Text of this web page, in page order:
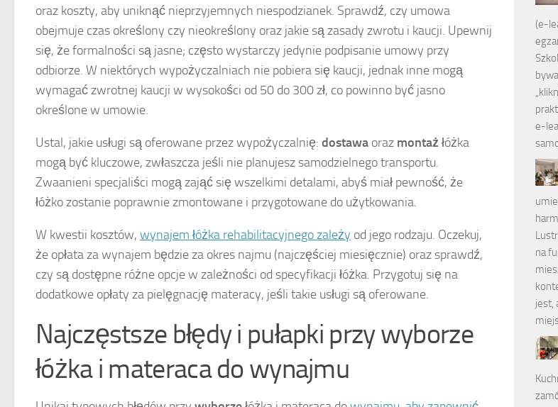
oraz koszty, aby uniknąć nieprzyjemnych niespodzianek. Sprawdź, czy umowa
obejmuje czas określony czy nieokreślony oraz jakie są zasady zwrotu i kaucji. Upewnij
się, że formalności są jasne; często wystarczy jedynie podpisanie umowy przy
odbiorze. W niektórych wypożyczalniach nie pobiera się kaucji, jednak inne mogą
wymagać zwrotnej kaucji w wysokości od 50 do 300 zł, co powinno być jasno
określone w umowie.
Ustal, jakie usługi są oferowane przez wypożyczalnię: dostawa oraz montażłóżka
mogą być kluczowe, zwłaszcza jeśli nie planujesz samodzielnego transportu.
Zwaanieni specjaliści mogą zająć się wszelkimi detalami, abyś miał pewność, że
łóżko zostanie poprawnie zmontowane i przygotowane do użytkowania.
W kwestii kosztów, wynajem łóżka rehabilitacyjnego zależy od jego rodzaju. Oczekuj,
że opłata za wynajem będzie za okres najmu (najczęściej miesięcznie) oraz sprawdź,
czy są dostępne różne opcje w zależności od specyfikacji łóżka. Przygotuj się na
dodatkowe opłaty za pielęgnację materacy, jeśli takie usługi są oferowane.
Najczęstsze błędy i pułapki przy wyborze
łóżka i materaca do wynajmu
(e-
e-
na
jest,